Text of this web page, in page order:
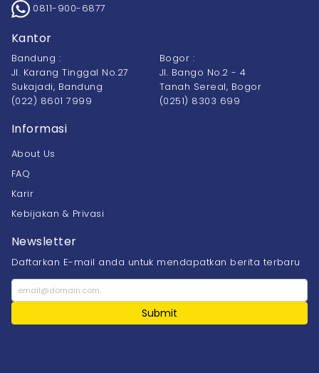
0811-900-6877
Kantor
Bandung :
Jl. Karang Tinggal No.27
Sukajadi, Bandung
(022) 8601 7999
Bogor :
Jl. Bango No.2 - 4
Tanah Sereal, Bogor
(0251) 8303 699
Informasi
About Us
FAQ
Karir
Kebijakan & Privasi
Newsletter
Daftarkan E-mail anda untuk mendapatkan berita terbaru
Submit